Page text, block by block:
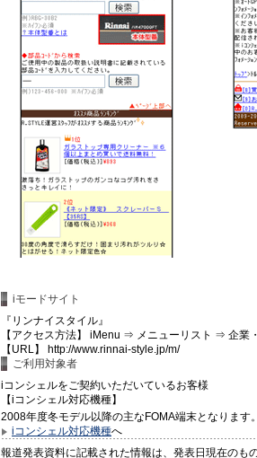
iモードサイト
『リンナイスタイル』
【アクセス方法】 iMenu ⇒ メニューリスト ⇒ 企業
【URL】 http://www.rinnai-style.jp/m/
ご利用対象者
iコンシェルをご契約いただいているお客様
【iコンシェル対応機種】
2008年度冬モデル以降の主なFOMA端末となります
iコンシェル対応機種へ
報道発表資料に記載された情報は、発表日現在のも